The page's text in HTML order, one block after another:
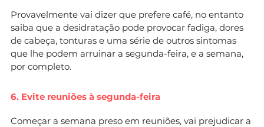
Provavelmente vai dizer que prefere café, no entanto
saiba que a desidratação pode provocar fadiga, dores
de cabeça, tonturas e uma série de outros sintomas
que lhe podem arruinar a segunda-feira, e a semana,
por completo.
6. Evite reuniões à segunda-feira
Começar a semana preso em reuniões, vai prejudicar a